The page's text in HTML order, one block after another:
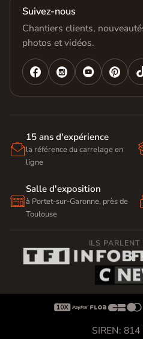
Suivez-nous
Chantiers clients,
photos et vidéos.
   

15 ans d'expérience
la référence du carrelage en
ligne

Salle d'exposition
à Portet-sur-Garonne, près de
Toulouse
ILS PARLENT

SIREN: